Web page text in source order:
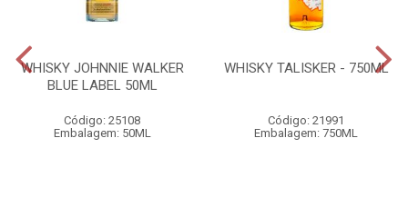
WHISKY JOHNNIE WALKER
BLUE LABEL 50ML
Código: 25108
Embalagem: 50ML
WHISKY TALISKER - 750ML
Código: 21991
Embalagem: 750ML